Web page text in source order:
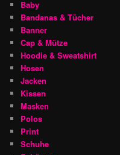
Baby
Bandanas & Tücher
Banner
Cap & Mütze
Hoodie & Sweatshirt
Hosen
Jacken
Kissen
Masken
Polos
Print
Schuhe